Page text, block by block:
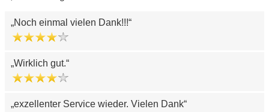
Noch einmal vielen Dank!!!
Wirklich gut.
exzellenter Service wieder. Vielen Dank